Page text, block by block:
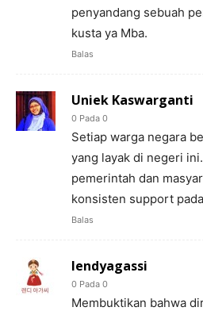
penyandang sebuah
kusta ya Mba.
Balas
Uniek Kaswarganti
0 Pada 0
Setiap warga negara
yang layak di negeri
pemerintah dan
konsisten support
Balas
lendyagassi
0 Pada 0
Membuktikan bahwa